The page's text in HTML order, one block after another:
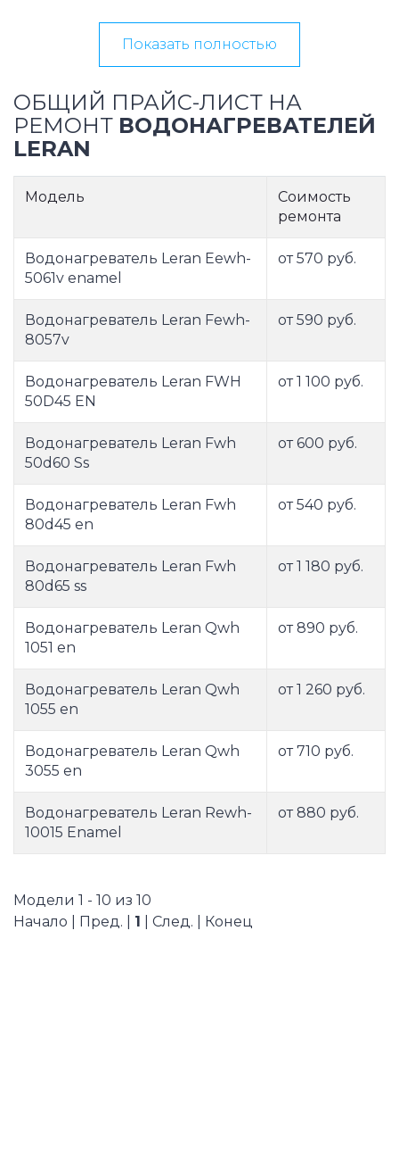
Показать полностью
ОБЩИЙ ПРАЙС-ЛИСТ НА
РЕМОНТ ВОДОНАГРЕВАТЕЛЕЙ
LERAN
Модель
Соимость
ремонта
Водонагреватель Leran Eewh-
5061v enamel
от 570 руб.
Водонагреватель Leran Fewh-
8057v
от 590 руб.
Водонагреватель Leran FWH
50D45 EN
от 1 100 руб.
Водонагреватель Leran Fwh
50d60 Ss
от 600 руб.
Водонагреватель Leran Fwh
80d45 en
от 540 руб.
Водонагреватель Leran Fwh
80d65 ss
от 1 180 руб.
Водонагреватель Leran Qwh
1051 en
от 890 руб.
Водонагреватель Leran Qwh
1055 en
от 1 260 руб.
Водонагреватель Leran Qwh
3055 en
от 710 руб.
Водонагреватель Leran Rewh-
10015 Enamel
от 880 руб.
Модели 1 - 10 из 10
Начало | Пред. | 1 | След. | Конец